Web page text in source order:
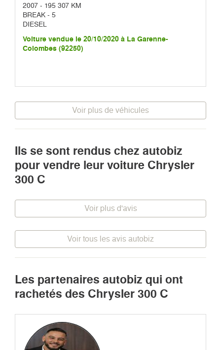
2007 - 195 307 KM
BREAK - 5
DIESEL
Voiture vendue le 20/10/2020 à La Garenne-
Colombes (92250)
Voir plus de véhicules
Ils se sont rendus chez autobiz
pour vendre leur voiture Chrysler
300 C
Voir plus d'avis
Voir tous les avis autobiz
Les partenaires autobiz qui ont
rachetés des Chrysler 300 C